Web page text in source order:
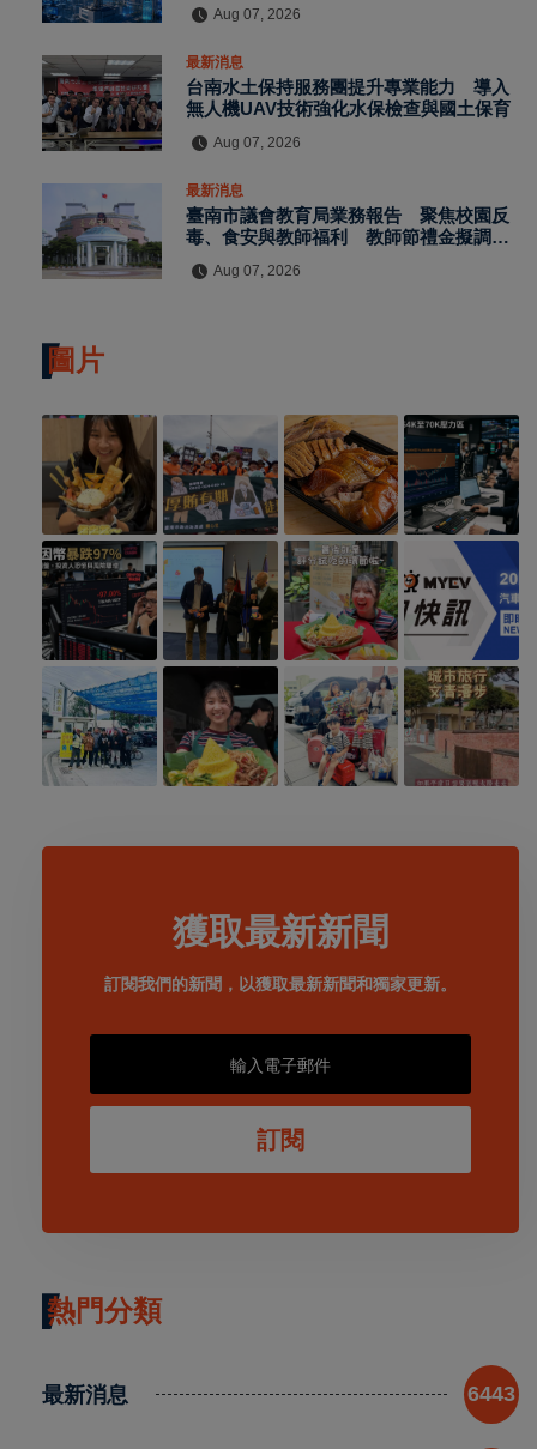
Aug 07, 2026
最新消息
台南水土保持服務團提升專業能力 導入
無人機UAV技術強化水保檢查與國土保育
Aug 07, 2026
最新消息
臺南市議會教育局業務報告 聚焦校園反
毒、食安與教師福利 教師節禮金擬調升
Aug 07, 2026
圖片
獲取最新新聞
訂閱我們的新聞，以獲取最新新聞和獨家更新。
訂閱
熱門分類
最新消息 6443